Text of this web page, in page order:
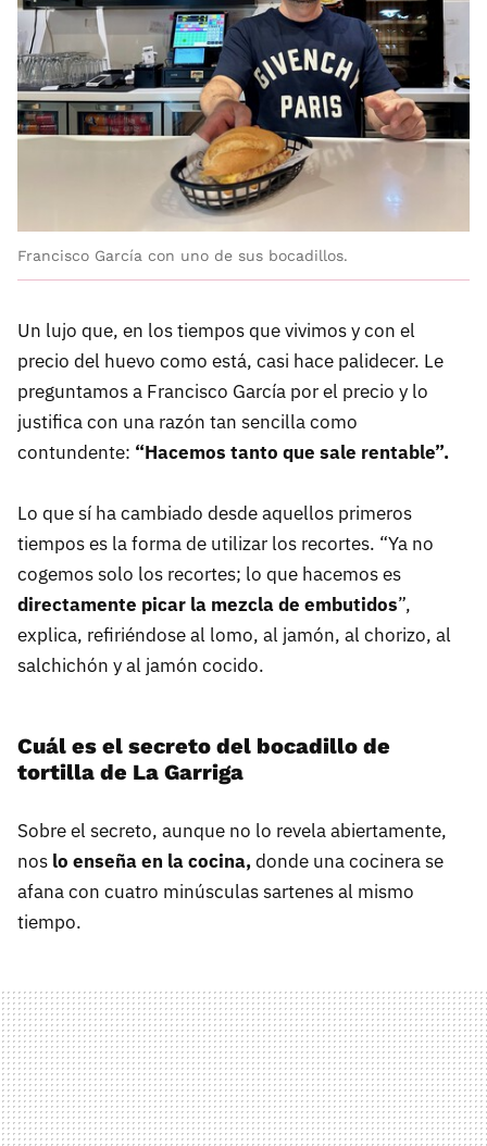
Francisco García con uno de sus bocadillos.
Un lujo que, en los tiempos que vivimos y con el
precio del huevo como está, casi hace palidecer. Le
preguntamos a Francisco García por el precio y lo
justifica con una razón tan sencilla como
contundente: “Hacemos tanto que sale rentable”.
Lo que sí ha cambiado desde aquellos primeros
tiempos es la forma de utilizar los recortes. “Ya no
cogemos solo los recortes; lo que hacemos es
directamente picar la mezcla de embutidos”,
explica, refiriéndose al lomo, al jamón, al chorizo, al
salchichón y al jamón cocido.
Cuál es el secreto del bocadillo de
tortilla de La Garriga
Sobre el secreto, aunque no lo revela abiertamente,
nos lo enseña en la cocina,donde una cocinera se
afana con cuatro minúsculas sartenes al mismo
tiempo.